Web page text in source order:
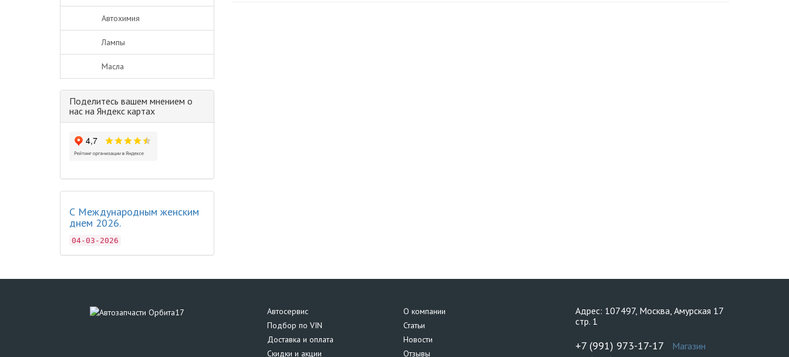
Автохимия
Лампы
Масла
Поделитесь вашем мнением о
нас на Яндекс картах
С Международным женским
днем 2026.
04-03-2026
Автосервис
Подбор по VIN
Доставка и оплата
Скидки и акции
О компании
Статьи
Новости
Отзывы
Адрес: 107497, Москва, Амурская 17
стр. 1
+7 (991) 973-17-17 Магазин